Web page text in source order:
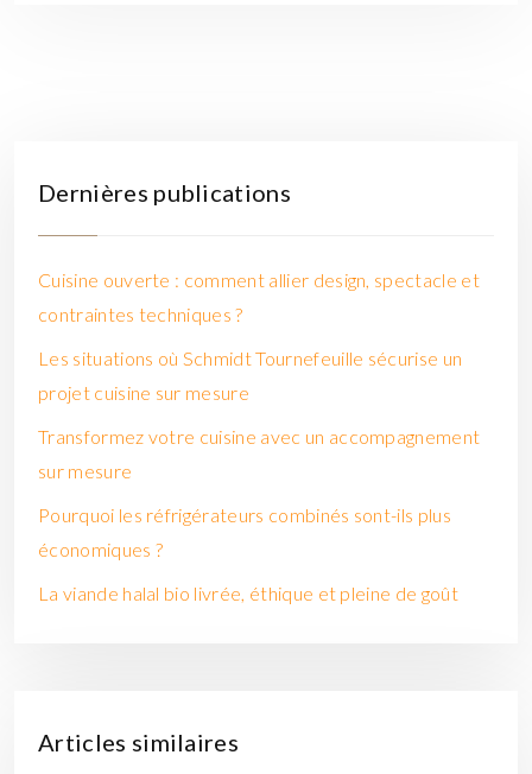
Dernières publications
Cuisine ouverte : comment allier design, spectacle et
contraintes techniques ?
Les situations où Schmidt Tournefeuille sécurise un
projet cuisine sur mesure
Transformez votre cuisine avec un accompagnement
sur mesure
Pourquoi les réfrigérateurs combinés sont-ils plus
économiques ?
La viande halal bio livrée, éthique et pleine de goût
Articles similaires